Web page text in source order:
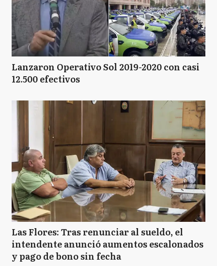
Lanzaron Operativo Sol 2019-2020 con casi
12.500 efectivos
Las Flores: Tras renunciar al sueldo, el
intendente anunció aumentos escalonados
y pago de bono sin fecha